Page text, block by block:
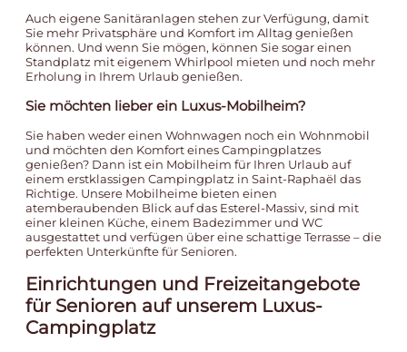
Auch eigene Sanitäranlagen stehen zur Verfügung, damit
Sie mehr Privatsphäre und Komfort im Alltag genießen
können. Und wenn Sie mögen, können Sie sogar einen
Standplatz mit eigenem Whirlpool mieten und noch mehr
Erholung in Ihrem Urlaub genießen.
Sie möchten lieber ein Luxus-Mobilheim?
Sie haben weder einen Wohnwagen noch ein Wohnmobil
und möchten den Komfort eines Campingplatzes
genießen? Dann ist ein Mobilheim für Ihren Urlaub auf
einem erstklassigen Campingplatz in Saint-Raphaël das
Richtige. Unsere Mobilheime bieten einen
atemberaubenden Blick auf das Esterel-Massiv, sind mit
einer kleinen Küche, einem Badezimmer und WC
ausgestattet und verfügen über eine schattige Terrasse – die
perfekten Unterkünfte für Senioren.
Einrichtungen und Freizeitangebote
für Senioren auf unserem Luxus-
Campingplatz